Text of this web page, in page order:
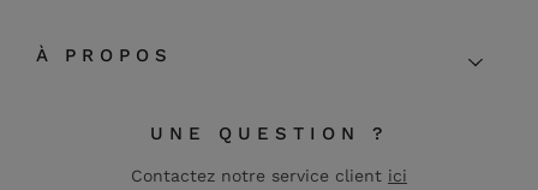
UNE QUESTION ?
Contactez notre service client ici
À PROPOS